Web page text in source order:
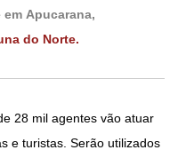
Apucarana,
do Norte.
28 mil agentes vão atuar
e turistas. Serão utilizados